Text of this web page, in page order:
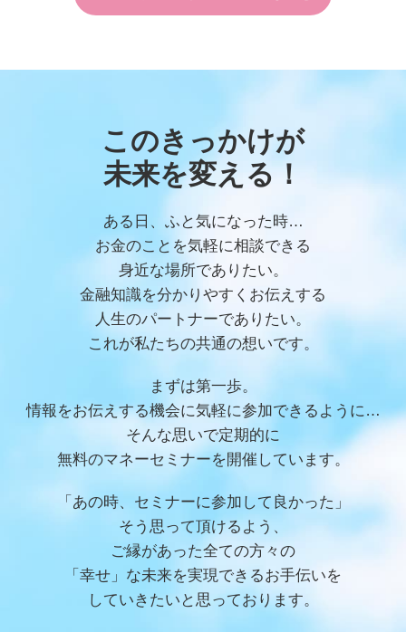
このきっかけが
未来を変える！
ある日、ふと気になった時…
お金のことを気軽に相談できる
身近な場所でありたい。
金融知識を分かりやすくお伝えする
人生のパートナーでありたい。
これが私たちの共通の想いです。
まずは第一歩。
情報をお伝えする機会に気軽に参加できるように…
そんな思いで定期的に
無料のマネーセミナーを開催しています。
「あの時、セミナーに参加して良かった」
そう思って頂けるよう、
ご縁があった全ての方々の
「幸せ」な未来を実現できるお手伝いを
していきたいと思っております。